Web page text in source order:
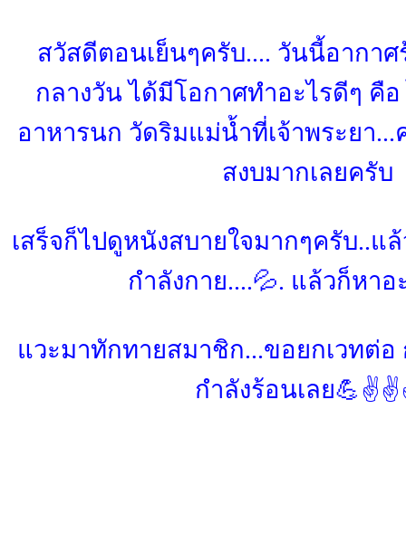
สวัสดีตอนเย็นๆครับ.... วันนี้อากา
กลางวัน ได้มีโอกาศทำอะไรดีๆ คื
อาหารนก วัดริมแม่น้ำที่เจ้าพระยา...
สงบมากเลยครับ
เสร็จก็ไปดูหนังสบายใจมากๆครับ..แ
กำลังกาย....💦. แล้วก็หาอ
แวะมาทักทายสมาชิก...ขอยกเวทต่อ
กำลังร้อนเลย